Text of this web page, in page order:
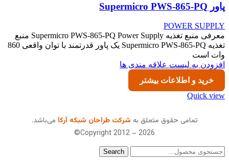
پاور Supermicro PWS-865-PQ
POWER SUPPLY
معرفی منبع تغذیه Supermicro PWS-865-PQ Power Supply منبع
تغذیه Supermicro PWS-865-PQ یک پاور قدرتمند با توان واقعی 860
وات است
افزودن به لیست علاقه مندی ها
خرید و اطلاعات بیشتر
Quick view
تمامی حقوق متعلق به شرکت طراحان شبکه آرکا می‌باشد.
Copyright 2012 – 2026©
Search